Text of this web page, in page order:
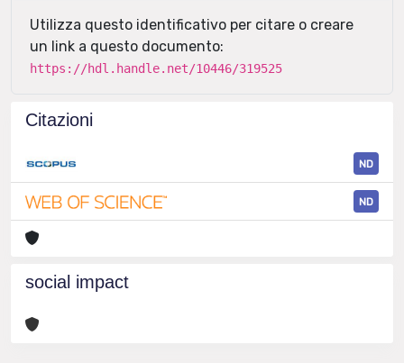
Utilizza questo identificativo per citare o creare
un link a questo documento:
https://hdl.handle.net/10446/319525
Citazioni
ND
ND
social impact